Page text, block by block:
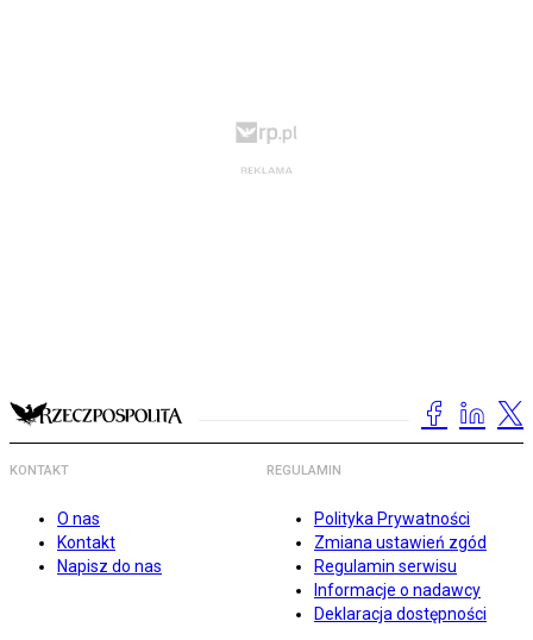
KONTAKT
O nas
Kontakt
Napisz do nas
REGULAMIN
Polityka Prywatności
Zmiana ustawień zgód
Regulamin serwisu
Informacje o nadawcy
Deklaracja dostępności